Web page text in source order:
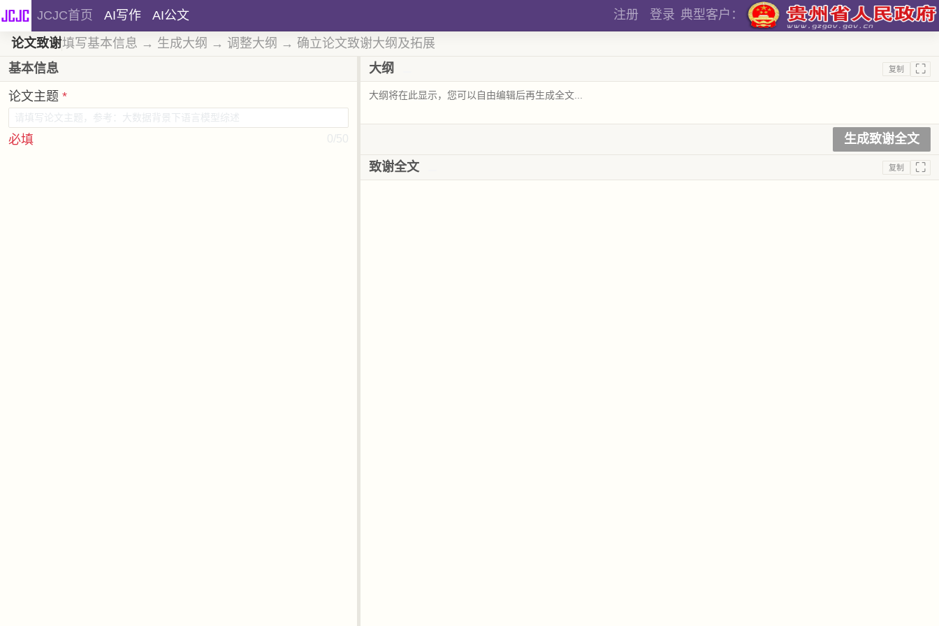
JCJC首页 AI写作 AI公文 注册 登录 典型客户：
论文致谢填写基本信息 → 生成大纲 → 调整大纲 → 确立论文致谢大纲及拓展
基本信息
论文主题 *
必填 0/50
大纲 复制 ⛶
生成致谢全文
致谢全文
复制 ⛶